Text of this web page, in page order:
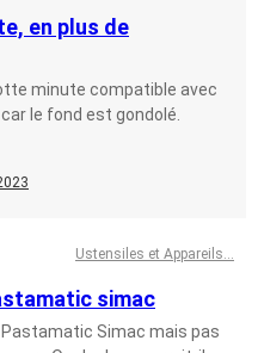
en plus de
minute compatible avec
le fond est gondolé.
Ustensiles et Appareils...
simac
Pastamatic Simac mais pas